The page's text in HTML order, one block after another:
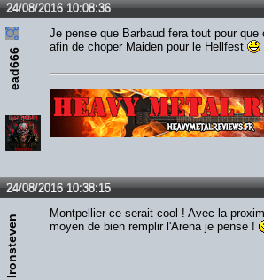
24/08/2016 10:08:36
ead666
Je pense que Barbaud fera tout pour
afin de choper Maiden pour le Hellfest
24/08/2016 10:38:15
Ironsteven
Montpellier ce serait cool ! Avec la
moyen de bien remplir l'Arena je pense !